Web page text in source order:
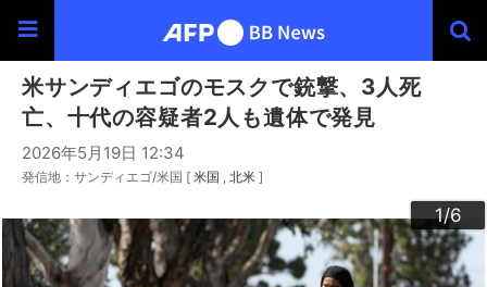
米サンディエゴのモスクで銃撃、3人死
亡、十代の容疑者2人も遺体で発見
2026年5月19日 12:34
発信地：サンディエゴ/米国 [ 米国 北米 ]
1/6
2/6
3/6
4/6
5/6
6/6